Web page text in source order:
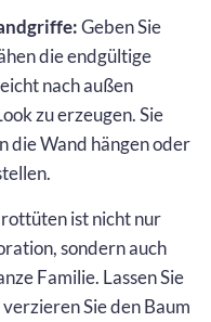
Geben Sie
die endgültige
nach außen
zu erzeugen. Sie
die Wand hängen oder
ist nicht nur
sondern auch
Familie. Lassen Sie
Sie den Baum